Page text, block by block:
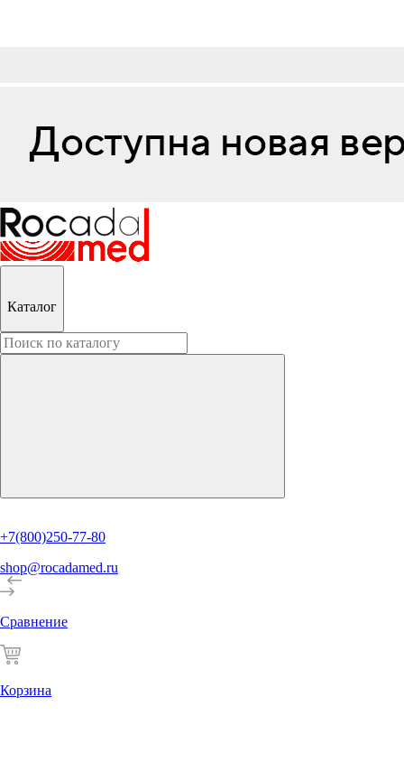
Каталог
+7(800)250-77-80
shop@rocadamed.ru
Сравнение
Корзина